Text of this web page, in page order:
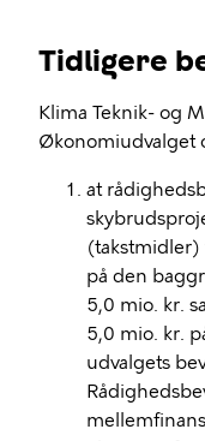
Tidligere
Klima Teknik- og
Økonomiudvalget
at
(takstmidler)
på den
5,0 mio. kr.
5,0 mio. kr.
udvalgets